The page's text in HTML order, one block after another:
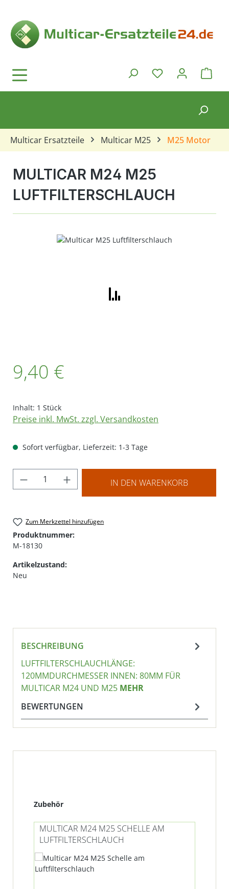
Du hast 0
Multicar Ersatzteile Multicar M25 M25 Motor
MULTICAR M24 M25
LUFTFILTERSCHLAUCH
Bildergalerie überspringen
9,40 €
Inhalt: 1 Stück
Preise inkl. MwSt. zzgl. Versandkosten
Sofort verfügbar, Lieferzeit: 1-3 Tage
Produkt Anzahl: Gib den gewünschten
IN DEN WARENKORB
Zum Merkzettel hinzufügen
Produktnummer:
M-18130
Artikelzustand:
Neu
BESCHREIBUNG
LUFTFILTERSCHLAUCHLÄNGE:
120MMDURCHMESSER INNEN: 80MM FÜR
MULTICAR M24 UND M25 MEHR
BEWERTUNGEN
Produktgalerie überspringen
Zubehör
MULTICAR M24 M25 SCHELLE AM
LUFTFILTERSCHLAUCH